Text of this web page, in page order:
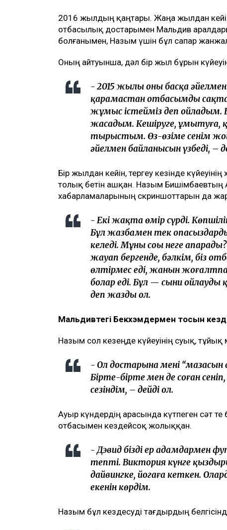
2016 жылдың қаңтары. Жаңа жылдан
отбасылық достарымен Мальдив
болғанымен, Назым үшін бұл сапар
Оның айтуынша, дәл бір жыл бұрын
- 2015 жылы оның басқа
қарамастан отбасымды
жұмыс істейміз деп ойладым.
жасадым. Кешіруге,
тырыстым. Өз-өзіме сенім
әйелмен байланысын үзбеді, –
Бір жылдан кейін, тергеу кезінде
толық бетін ашқан. Назым Бишімбаевтың
хабарламаларының скриншоттарын да
- Екі жақта өмір сүрді.
Бұл жазбамен тек
келеді. Мұның соңы неге
жауап бергенде, бәлкім, біз
өлтірмес еді, жанын
болар еді. Бұл — сыни
деп жазды ол.
Мальдивтегі Бекхэмдермен тосын
Назым сол кезеңде күйеуінің суық, тұйық
- Ол достарына мені “мазасын
Бірте-бірте мен де соған
сезіндім, – дейді ол.
Ауыр күндердің арасында күтпеген сәт
отбасымен кездейсоқ жолыққан.
- Дэвид біздің ер адамдармен
тепті. Виктория күнге
дайвингке, йогаға кеткен.
екенін көрдім.
Назым бұл кездесуді тағдырдың